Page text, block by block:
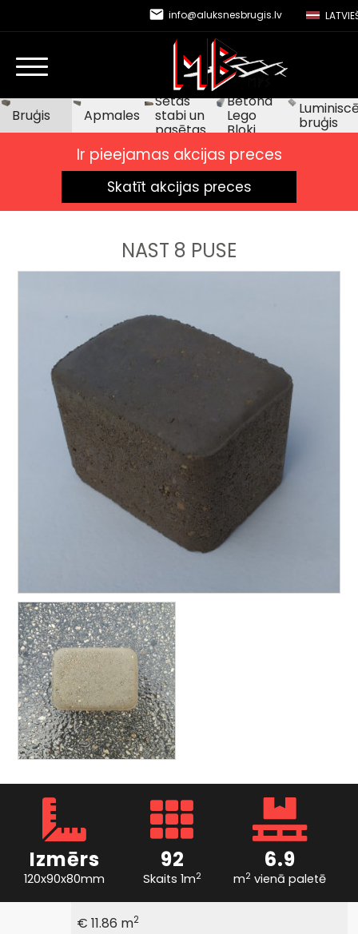
email info@aluksnesbrugis.lv
Bruģis Apmales
Sētas
stabi un
pasētas
Betona
Lego
Bloki bruģis
Ir pieejamas akcijas preces
Skatīt akcijas preces
NAST 8 PUSE
Izmērs
120x90x80mm
92
Skaits 1m2
6.9
m2 vienā paletē
€ 11.86 m2